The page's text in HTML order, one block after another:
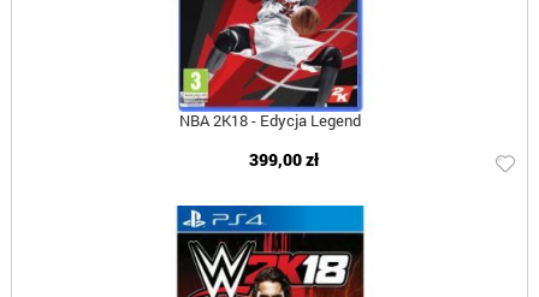
NBA 2K18 - Edycja Legend
399,00 zł